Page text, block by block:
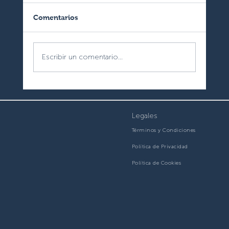
Comentarios
Escribir un comentario...
Legales
Términos y Condiciones
Política de Privacidad
Política de Cookies